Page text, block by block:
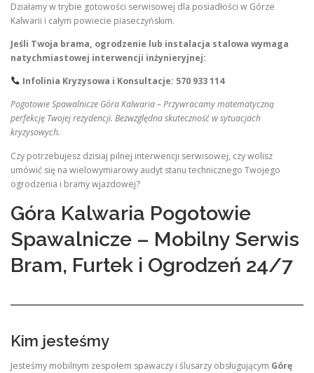
Działamy w trybie gotowości serwisowej dla posiadłości w Górze
Kalwarii i całym powiecie piaseczyńskim.
Jeśli Twoja brama, ogrodzenie lub instalacja stalowa wymaga
natychmiastowej interwencji inżynieryjnej:
Infolinia Kryzysowa i Konsultacje: 570 933 114
Pogotowie Spawalnicze Góra Kalwaria – Przywracamy matematyczną
perfekcję Twojej rezydencji. Bezwzględna skuteczność w sytuacjach
kryzysowych.
Czy potrzebujesz dzisiaj pilnej interwencji serwisowej, czy wolisz
umówić się na wielowymiarowy audyt stanu technicznego Twojego
ogrodzenia i bramy wjazdowej?
Góra Kalwaria Pogotowie
Spawalnicze – Mobilny Serwis
Bram, Furtek i Ogrodzeń 24/7
Kim jesteśmy
Jesteśmy mobilnym zespołem spawaczy i ślusarzy obsługującym Górę